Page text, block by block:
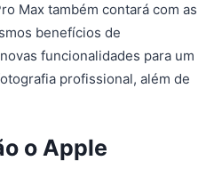
Max também contará com as
benefícios de
funcionalidades para um
profissional, além de
o Apple